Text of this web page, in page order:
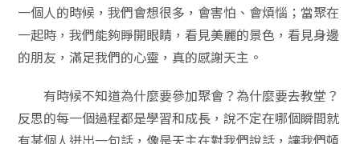
一個人的時候，我們會想很多，會害怕、會煩惱；當聚在
一起時，我們能夠睜開眼睛，看見美麗的景色，看見身邊
的朋友，滿足我們的心靈，真的感謝天主。
有時候不知道為什麼要參加聚會？為什麼要去教堂？
反思的每一個過程都是學習和成長，說不定在哪個瞬間就
有某個人迸出一句話，像是天主在對我們說話，讓我們頓